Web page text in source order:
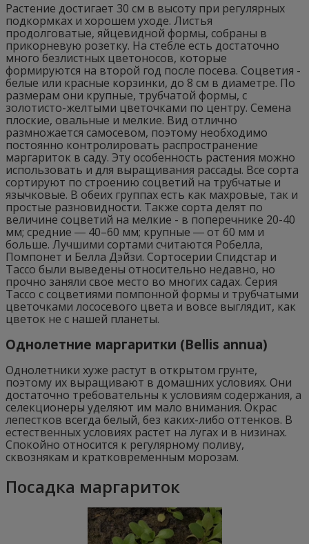
Растение достигает 30 см в высоту при регулярных
подкормках и хорошем уходе. Листья
продолговатые, яйцевидной формы, собраны в
прикорневую розетку. На стебле есть достаточно
много безлистных цветоносов, которые
формируются на второй год после посева. Соцветия -
белые или красные корзинки, до 8 см в диаметре. По
размерам они крупные, трубчатой формы, с
золотисто-желтыми цветочками по центру. Семена
плоские, овальные и мелкие. Вид отлично
размножается самосевом, поэтому необходимо
постоянно контролировать распространение
маргариток в саду. Эту особенность растения можно
использовать и для выращивания рассады. Все сорта
сортируют по строению соцветий на трубчатые и
язычковые. В обеих группах есть как махровые, так и
простые разновидности. Также сорта делят по
величине соцветий на мелкие - в поперечнике 20-40
мм; средние ― 40–60 мм; крупные ― от 60 мм и
больше. Лучшими сортами считаются Робелла,
Помпонет и Белла Дэйзи. Сортосерии Спидстар и
Тассо были выведены относительно недавно, но
прочно заняли свое место во многих садах. Серия
Тассо с соцветиями помпонной формы и трубчатыми
цветочками лососевого цвета и вовсе выглядит, как
цветок не с нашей планеты.
Однолетние маргаритки (Bellis annua)
Однолетники хуже растут в открытом грунте,
поэтому их выращивают в домашних условиях. Они
достаточно требовательны к условиям содержания, а
селекционеры уделяют им мало внимания. Окрас
лепестков всегда белый, без каких-либо оттенков. В
естественных условиях растет на лугах и в низинах.
Спокойно относится к регулярному поливу,
сквознякам и кратковременным морозам.
Посадка маргариток